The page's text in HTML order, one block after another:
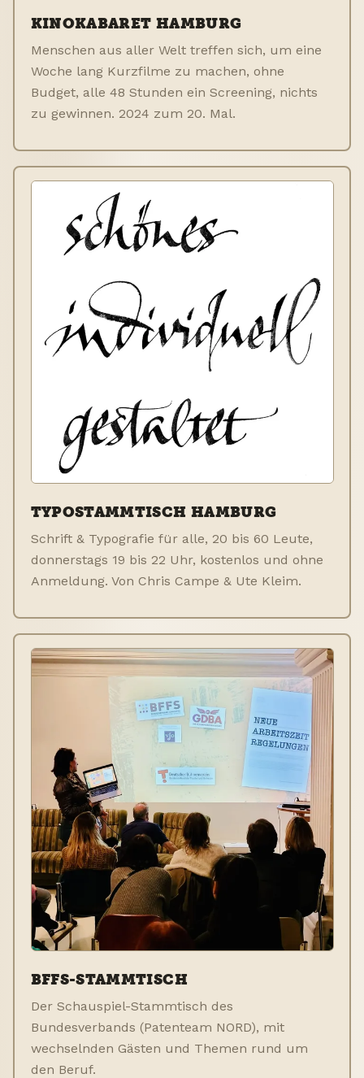
KINOKABARET HAMBURG
Menschen aus aller Welt treffen sich, um eine
Woche lang Kurzfilme zu machen, ohne
Budget, alle 48 Stunden ein Screening, nichts
zu gewinnen. 2024 zum 20. Mal.
TYPOSTAMMTISCH HAMBURG
Schrift & Typografie für alle, 20 bis 60 Leute,
donnerstags 19 bis 22 Uhr, kostenlos und ohne
Anmeldung. Von Chris Campe & Ute Kleim.
BFFS-STAMMTISCH
Der Schauspiel-Stammtisch des
Bundesverbands (Patenteam NORD), mit
wechselnden Gästen und Themen rund um
den Beruf.